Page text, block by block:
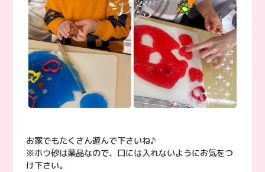
お家でもたくさん遊んで下さいね♪
※ホウ砂は薬品なので、口には入れないようにお気をつ
け下さい。